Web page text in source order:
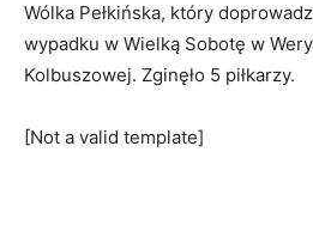
Wólka Pełkińska, który
wypadku w Wielką Sobotę w
Kolbuszowej. Zginęło 5 piłkarzy.
[Not a valid template]